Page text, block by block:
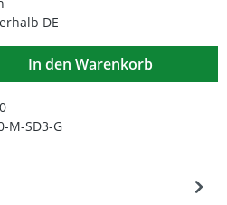
DE
den gewünschten
In den Warenkorb
M-SD3-G